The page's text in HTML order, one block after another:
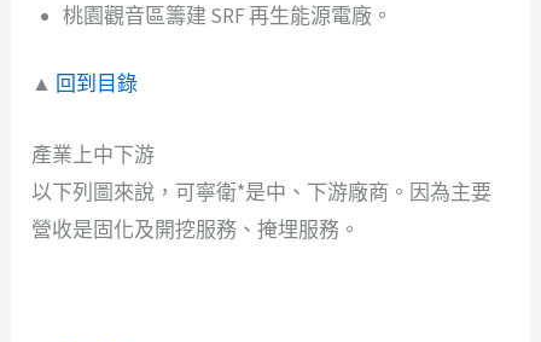
桃園觀音區籌建 SRF 再生能源電廠。
▲ 回到目錄
產業上中下游
以下列圖來說，可寧衛*是中、下游廠商。因為主要
營收是固化及開挖服務、掩埋服務。